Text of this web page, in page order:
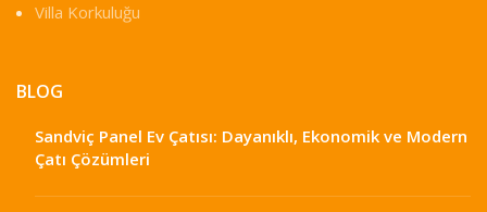
Villa Korkuluğu
BLOG
Sandviç Panel Ev Çatısı: Dayanıklı, Ekonomik ve Modern
Çatı Çözümleri